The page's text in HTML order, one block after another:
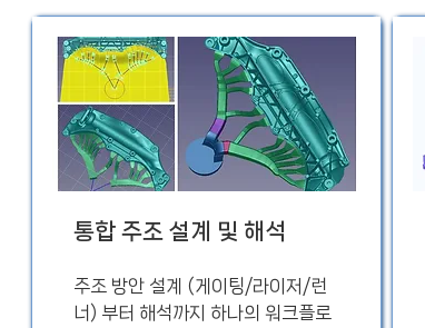
통합 주조 설계 및 해석
​주조 방안 설계 (게이팅/라이저/런
너) 부터 해석까지 하나의 워크플로